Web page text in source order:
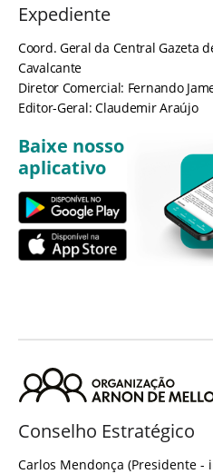
Expediente
Coord. Geral da Central Gazeta
Cavalcante
Diretor Comercial: Fernando
Editor-Geral: Claudemir Araújo
Baixe nosso
aplicativo
Conselho Estratégico
Carlos Mendonça (Presidente -